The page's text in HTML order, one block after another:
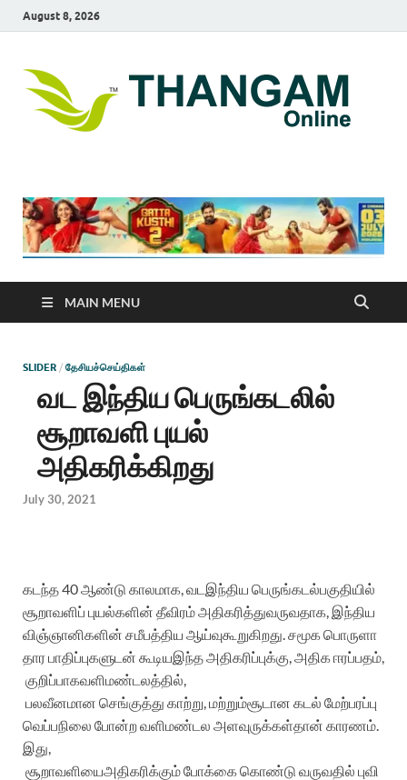
August 8, 2026
MAIN MENU
SLIDER / தேசியச்செய்திகள்
வட இந்திய பெருங்கடலில்
சூறாவளி புயல்
அதிகரிக்கிறது
July 30, 2021
கடந்த40ஆண்டு காலமாக வடஇந்திய பெருங்கடல்பகுதியில்
சூறாவளிப் புயல்களின் தீவிரம்அதிகரித்துவருவதாக இந்திய
விஞ்ஞானிகளின் சமீபத்திய ஆய்வுகூறுகிறது சமூகபொருளா
தாரபாதிப்புகளுடன் கூடியஇந்தஅதிகரிப்புக்கு அதிகஈரப்பதம்
குறிப்பாகவளிமண்டலத்தில்
பலவீனமான செங்குத்து காற்று மற்றும்சூடான கடல் மேற்பரப்பு
வெப்பநிலை போன்றவளிமண்டல அளவுருக்கள்தான் காரணம்
இது
சூறாவளியைஅதிகரிக்கும்போக்கைகொண்டு வருவதில் புவி